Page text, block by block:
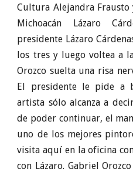
Cultura Alejandra
Michoacán Lázaro
presidente Lázaro
los tres y luego voltea a
Orozco suelta una risa
El presidente le pide a
artista sólo alcanza a
de poder continuar, el
uno de los mejores
visita aquí en la oficina
con Lázaro. Gabriel